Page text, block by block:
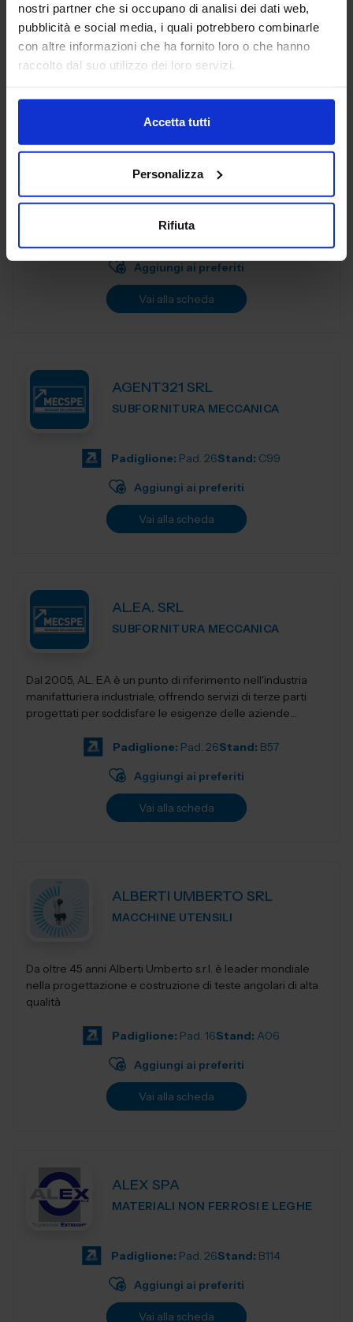
nostri partner che si occupano di analisi dei dati web,
pubblicità e social media, i quali potrebbero combinarle
con altre informazioni che ha fornito loro o che hanno
raccolto dal suo utilizzo dei loro servizi.
Accetta tutti
Personalizza
Rifiuta
Padiglione:
Aggiungi ai preferiti
AG TECHNIK SRL
Aggiungi ai preferiti
Vai alla scheda
AGENT321 SRL
SUBFORNITURA MECCANICA
Padiglione: Pad. 26Stand: C99
Aggiungi ai preferiti
Vai alla scheda
AL.EA. SRL
SUBFORNITURA MECCANICA
Dal 2005, AL. EA è un punto di riferimento nell'industria
manifatturiera industriale, offrendo servizi di terze parti
progettati per soddisfare le esigenze delle aziende
Padiglione: Pad. 26Stand: B57
Aggiungi ai preferiti
Vai alla scheda
ALBERTI UMBERTO SRL
MACCHINE UTENSILI
Da oltre 45 anni Alberti Umberto s.r.l. è leader mondiale
nella progettazione e costruzione di teste angolari di alta
qualità
Padiglione: Pad. 16Stand: A06
Aggiungi ai preferiti
Vai alla scheda
ALEX SPA
MATERIALI NON FERROSI E LEGHE
Padiglione: Pad. 26Stand: B114
Aggiungi ai preferiti
Vai alla scheda